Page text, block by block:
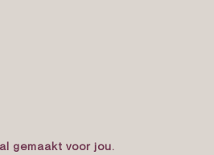
gemaakt voor jou.